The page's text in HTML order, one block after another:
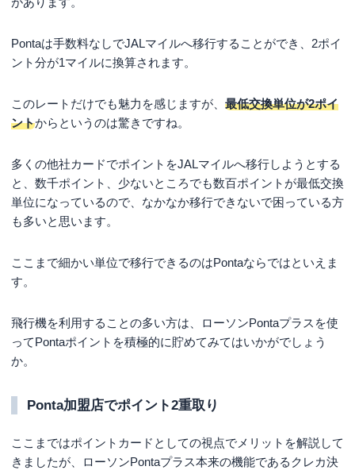
Pontaは手数料なしでJALマイルへ移行することができ、2ポイ
ント分が1マイルに換算されます。
このレートだけでも魅力を感じますが、 最低交換単位が2ポイ
ントからというのは驚きですね。
多くの他社カードでポイントをJALマイルへ移行しようとする
と、数千ポイント、少ないところでも数百ポイントが最低交換
単位になっているので、なかなか移行できないで困っている方
も多いと思います。
ここまで細かい単位で移行できるのはPontaならではといえま
す。
飛行機を利用することの多い方は、ローソンPontaプラスを使
ってPontaポイントを積極的に貯めてみてはいかがでしょう
か。
Ponta加盟店でポイント2重取り
ここまではポイントカードとしての視点でメリットを解説して
きましたが、ローソンPontaプラス本来の機能であるクレカ決